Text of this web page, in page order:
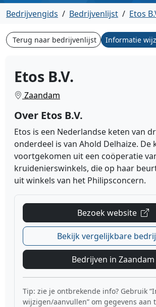
Bedrijvengids / Bedrijvenlijst / Etos
Terug naar bedrijvenlijst Informatie
Etos B.V.
Zaandam
Over Etos B.V.
Etos is een Nederlandse keten van
onderdeel is van Ahold Delhaize. De
voortgekomen uit een coöperatie
kruidenierswinkels, die op haar
uit winkels van het Philipsconcern.
Bezoek website
Bekijk vergelijkbare
Bedrijven in Zaandam
Tip: zie je ontbrekende info? Gebruik
wijzigen/aanvullen” om gegevens aan